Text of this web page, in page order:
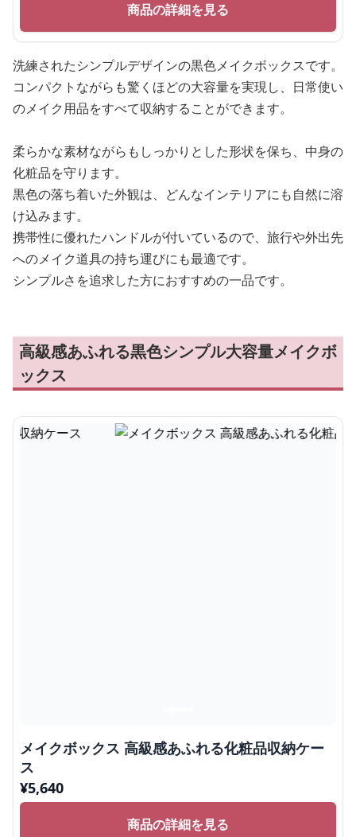
商品の詳細を見る
洗練されたシンプルデザインの黒色メイクボックスです。
コンパクトながらも驚くほどの大容量を実現し、日常使い
のメイク用品をすべて収納することができます。
柔らかな素材ながらもしっかりとした形状を保ち、中身の
化粧品を守ります。
黒色の落ち着いた外観は、どんなインテリアにも自然に溶
け込みます。
携帯性に優れたハンドルが付いているので、旅行や外出先
へのメイク道具の持ち運びにも最適です。
シンプルさを追求した方におすすめの一品です。
高級感あふれる黒色シンプル大容量メイクボ
ックス
メイクボックス 高級感あふれる化粧品収納ケー
ス
¥5,640
商品の詳細を見る